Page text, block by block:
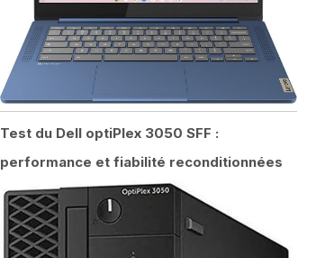
Test du Dell optiPlex 3050 SFF :
performance et fiabilité reconditionnées